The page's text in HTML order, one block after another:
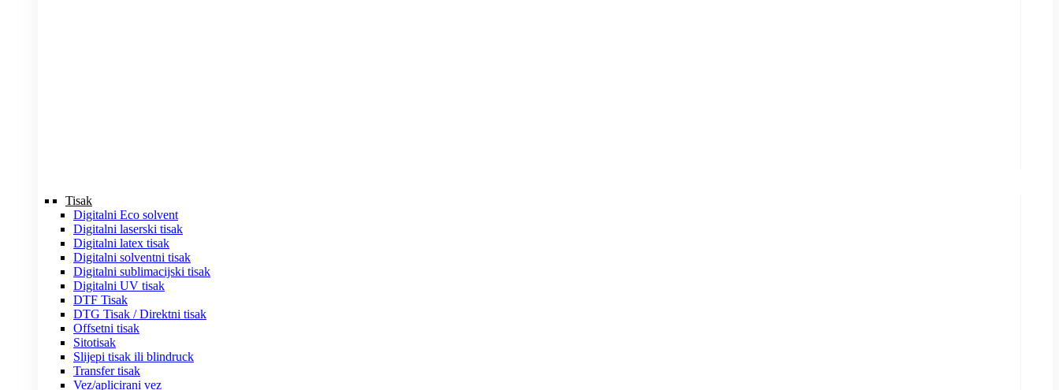
Tisak
Digitalni Eco solvent
Digitalni laserski tisak
Digitalni latex tisak
Digitalni solventni tisak
Digitalni sublimacijski tisak
Digitalni UV tisak
DTF Tisak
DTG Tisak / Direktni tisak
Offsetni tisak
Sitotisak
Slijepi tisak ili blindruck
Transfer tisak
Vez/aplicirani vez